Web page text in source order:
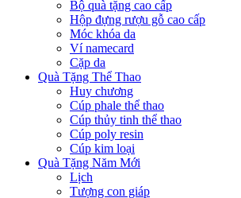
Bộ quà tặng cao cấp
Hộp đựng rượu gỗ cao cấp
Móc khóa da
Ví namecard
Cặp da
Quà Tặng Thể Thao
Huy chương
Cúp phale thể thao
Cúp thủy tinh thể thao
Cúp poly resin
Cúp kim loại
Quà Tặng Năm Mới
Lịch
Tượng con giáp